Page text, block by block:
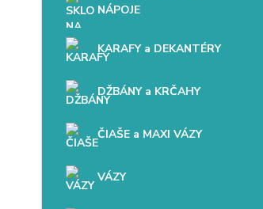
NÁPOJE
KARAFY a DEKANTÉRY
DŽBÁNY a KRČAHY
ČIAŠE a MAXI VÁZY
VÁZY